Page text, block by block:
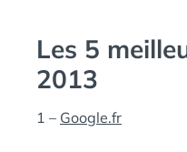
Les 5
2013
1 – Google.fr